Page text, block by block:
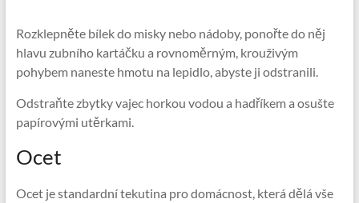
Rozklepněte bílek do misky nebo nádoby, ponořte do něj
hlavu zubního kartáčku a rovnoměrným, krouživým
pohybem naneste hmotu na lepidlo, abyste ji odstranili.
Odstraňte zbytky vajec horkou vodou a hadříkem a osušte
papírovými utěrkami.
Ocet
Ocet je standardní tekutina pro domácnost, která dělá vše